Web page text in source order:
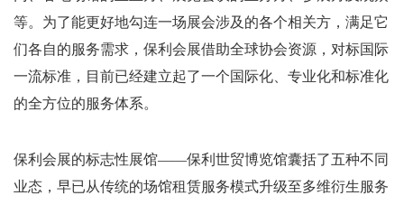
等。为了能更好地勾连一场展会涉及的各个相关方，满足它
们各自的服务需求，保利会展借助全球协会资源，对标国际
一流标准，目前已经建立起了一个国际化、专业化和标准化
的全方位的服务体系。
保利会展的标志性展馆——保利世贸博览馆囊括了五种不同
业态，早已从传统的场馆租赁服务模式升级至多维衍生服务